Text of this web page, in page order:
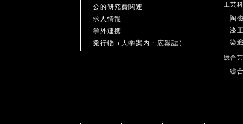
公的研究費関連
求人情報
学外連携
発行物（大学案内・広報誌）
工芸科
陶
漆
染
総合
総